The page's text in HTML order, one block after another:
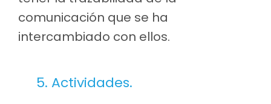
comunicación que se ha
intercambiado con ellos.
5. Actividades.